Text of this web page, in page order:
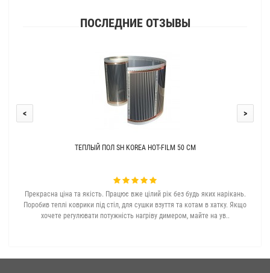
ПОСЛЕДНИЕ ОТЗЫВЫ
ТЕПЛЫЙ ПОЛ SH KOREA HOT-FILM 50 СМ
Прекрасна ціна та якість. Працює вже цілий рік без будь яких нарікань.
Поробив теплі коврики під стіл, для сушки взуття та котам в хатку. Якщо
хочете регулювати потужність нагріву димером, майте на ув..
< >